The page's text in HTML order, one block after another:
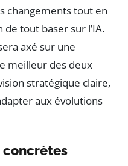
changements tout en
tout baser sur l’IA.
axé sur une
meilleur des deux
stratégique claire,
aux évolutions
concrètes